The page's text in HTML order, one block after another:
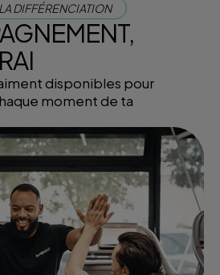
DIFFÉRENCIATION
disponibles pour
moment de ta